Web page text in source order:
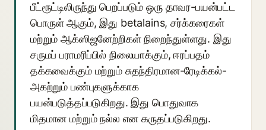
பீட்ரூட்டிலிருந்து பெறப்படும் ஒரு தாவர-பயன்பட்ட
பொருள் ஆகும், இது betalains, சர்க்கரைகள்
மற்றும் ஆக்ஸிஜனேற்றிகள் நிறைந்துள்ளது. இது
சருமப் பராமரிப்பில் நிலையாக்கும், ஈரப்பதம்
தக்கவைக்கும் மற்றும் சுதந்திரமான-ரேடிக்கல்-
அகற்றும் பண்புகளுக்காக
பயன்படுத்தப்படுகிறது. இது பொதுவாக
மிதமான மற்றும் நல்ல என கருதப்படுகிறது.